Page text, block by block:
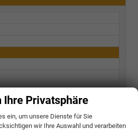
Privatsphäre
ein, um unsere Dienste für Sie
wir Ihre Auswahl und verarbeiten